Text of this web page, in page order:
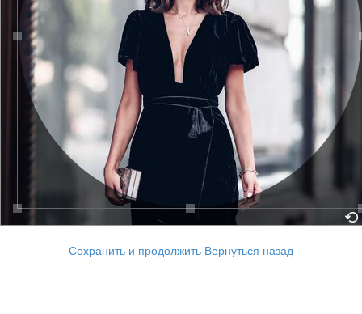
Сохранить и продолжить Вернуться назад